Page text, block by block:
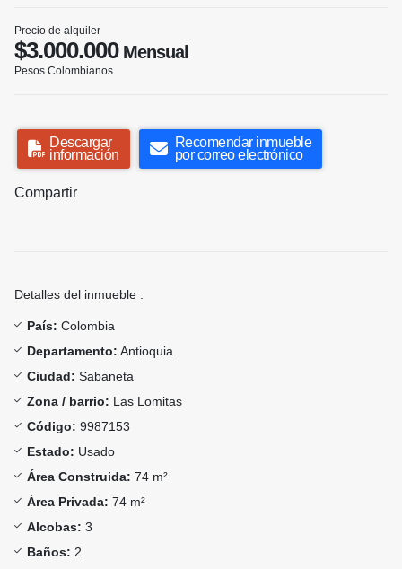
Precio de alquiler
$3.000.000Mensual
Pesos Colombianos
Descargar
información
Recomendar inmueble
por correo electrónico
Compartir
Detalles del inmueble :
País: Colombia
Departamento: Antioquia
Ciudad: Sabaneta
Zona / barrio: Las Lomitas
Código: 9987153
Estado: Usado
Área Construida: 74 m²
Área Privada: 74 m²
Alcobas: 3
Baños: 2